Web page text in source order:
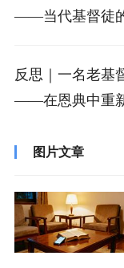
——当代基督徒
反思｜一名老基
——在恩典中重
图片文章